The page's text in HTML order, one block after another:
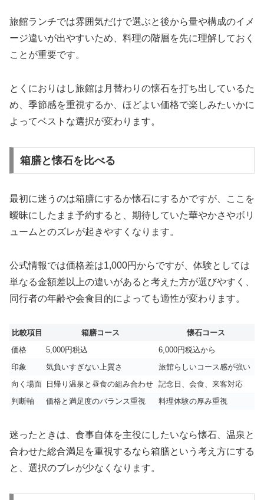
旅館ランチでは雰囲気だけで選ぶと後から量や構成のイメ
ージ違いが出やすいため、料理の階層を先に理解しておく
ことが重要です。
とくにおりはし旅館は月替わりの懐石を打ち出しているた
め、季節感を重視するか、ほどよい価格で楽しみたいかに
よってベストな選択が変わります。
箱膳と懐石を比べる
最初に迷うのは箱膳にするか懐石にするかですが、ここを
曖昧にしたまま予約すると、期待していた華やかさやボリ
ュームとのズレが起きやすくなります。
公式情報では価格差は1,000円からですが、体験としては
単なる金額差以上の違いがあると考えた方が選びやすく、
同行者の年齢や会食目的によっても適性が変わります。
比較項目 箱膳コース
懐石コース
価格
5,000円税込
6,000円税込から
印象
気負いすぎない上質さ
旅館らしいコース感が強い
向く場面
日帰り温泉と昼食の組み合わせ 記念日、会食、来客対応
判断軸
価格と満足度のバランス重視 料理体験の厚み重視
迷ったときは、食事自体を主役にしたいなら懐石、温泉と
合わせた総合満足を重視するなら箱膳という考え方にする
と、選択のブレが少なくなります。